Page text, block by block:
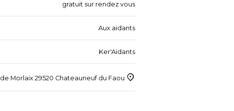
gratuit sur rendez vous
Aux aidants
Ker'Aidants
Morlaix 29520 Chateauneuf du Faou